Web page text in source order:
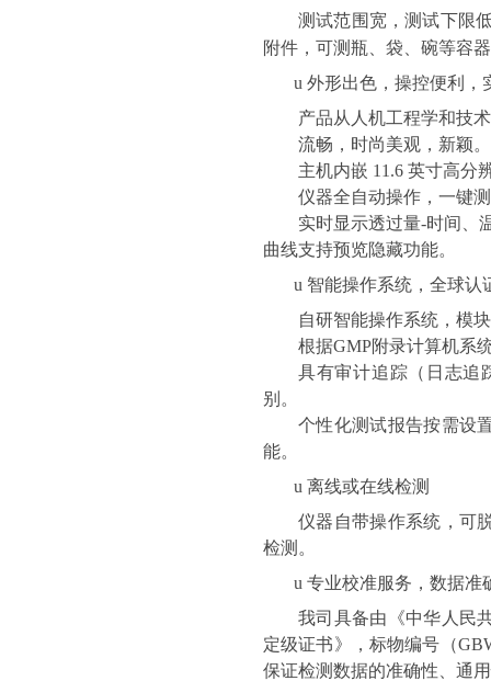
测试范围宽，测试下限
附件，可测瓶、袋、碗等容
u 外形出色，操控便利，
产品从人机工程学和技
流畅，时尚美观，新颖。
主机内嵌 11.6 英寸高分
仪器全自动操作，一键
实时显示透过量-时间、
曲线支持预览隐藏功能。
u 智能操作系统，全球认
自研智能操作系统，模
根据GMP附录计算机系
具有审计追踪（日志追
别。
个性化测试报告按需设
能。
u 离线或在线检测
仪器自带操作系统，可
检测。
u 专业校准服务，数据准
我司具备由《中华人民
定级证书》，标物编号（
保证检测数据的准确性、通